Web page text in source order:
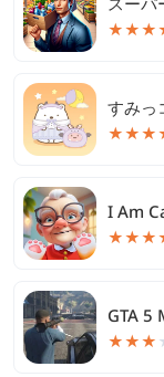
★★★
すみ
★★★
I Am
★★★
GTA 5
★★★